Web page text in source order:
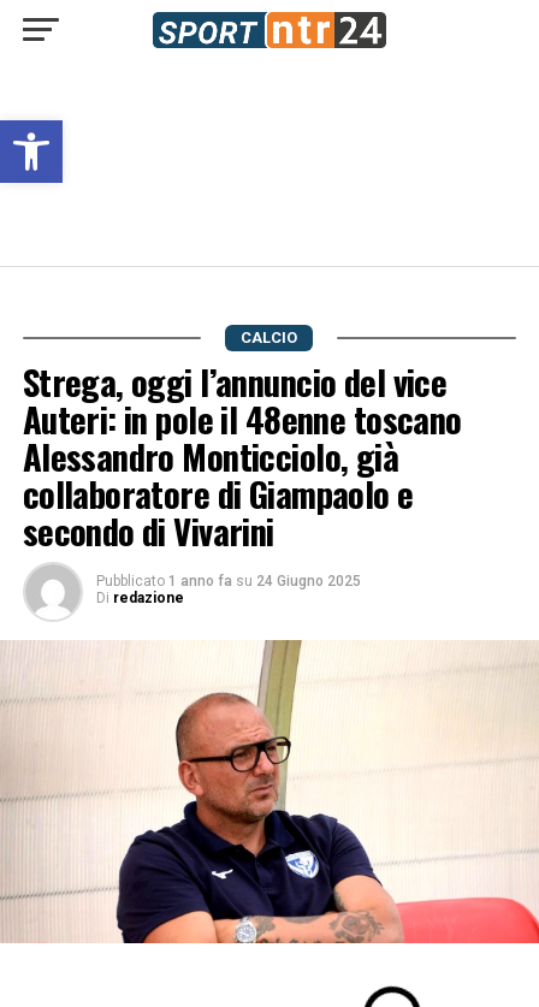
Open toolbar
CALCIO
Strega, oggi l’annuncio del vice
Auteri: in pole il 48enne toscano
Alessandro Monticciolo, già
collaboratore di Giampaolo e
secondo di Vivarini
Pubblicato 1 anno fa su 24 Giugno 2025
Di redazione